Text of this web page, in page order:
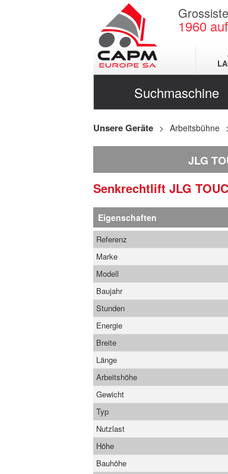
1960
Suchmaschine
Unsere Geräte Arbeitsbühne
JLG
Senkrechtlift JLG
Eigenschaften
Referenz
Marke
Modell
Baujahr
Stunden
Energie
Breite
Länge
Arbeitshöhe
Gewicht
Typ
Nutzlast
Höhe
Bauhöhe